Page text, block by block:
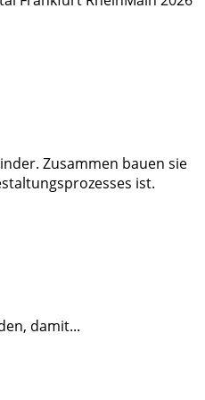
Zusammen bauen sie
ist.
damit...